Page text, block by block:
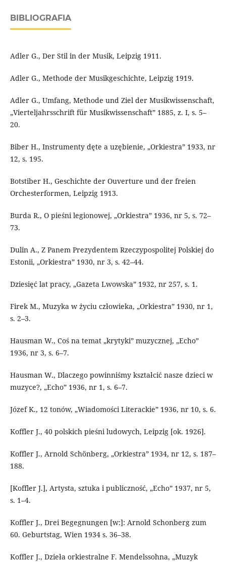
BIBLIOGRAFIA
Adler G., Der Stil in der Musik, Leipzig 1911.
Adler G., Methode der Musikgeschichte, Leipzig 1919.
Adler G., Umfang, Methode und Ziel der Musikwissenschaft,
„Vierteljahrsschrift für Musikwissenschaft” 1885, z. I, s. 5–
20.
Biber H., Instrumenty dęte a uzębienie, „Orkiestra” 1933, nr
12, s. 195.
Botstiber H., Geschichte der Ouverture und der freien
Orchesterformen, Leipzig 1913.
Burda R., O pieśni legionowej, „Orkiestra” 1936, nr 5, s. 72–
73.
Dulin A., Z Panem Prezydentem Rzeczypospolitej Polskiej do
Estonii, „Orkiestra” 1930, nr 3, s. 42–44.
Dziesięć lat pracy, „Gazeta Lwowska” 1932, nr 257, s. 1.
Firek M., Muzyka w życiu człowieka, „Orkiestra” 1930, nr 1,
s. 2–3.
Hausman W., Coś na temat „krytyki” muzycznej, „Echo”
1936, nr 3, s. 6–7.
Hausman W., Dlaczego powinniśmy kształcić nasze dzieci w
muzyce?, „Echo” 1936, nr 1, s. 6–7.
Józef K., 12 tonów, „Wiadomości Literackie” 1936, nr 10, s. 6.
Koffler J., 40 polskich pieśni ludowych, Leipzig [ok. 1926].
Koffler J., Arnold Schönberg, „Orkiestra” 1934, nr 12, s. 187–
188.
[Koffler J.], Artysta, sztuka i publiczność, „Echo” 1937, nr 5,
s. 1–4.
Koffler J., Drei Begegnungen [w:]: Arnold Schonberg zum
60. Geburtstag, Wien 1934 s. 36–38.
Koffler J., Dzieła orkiestralne F. Mendelssohna, „Muzyk